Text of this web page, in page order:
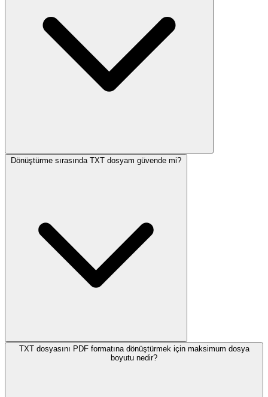
Dönüştürme sırasında TXT dosyam güvende mi?
TXT dosyasını PDF formatına dönüştürmek için maksimum dosya
boyutu nedir?